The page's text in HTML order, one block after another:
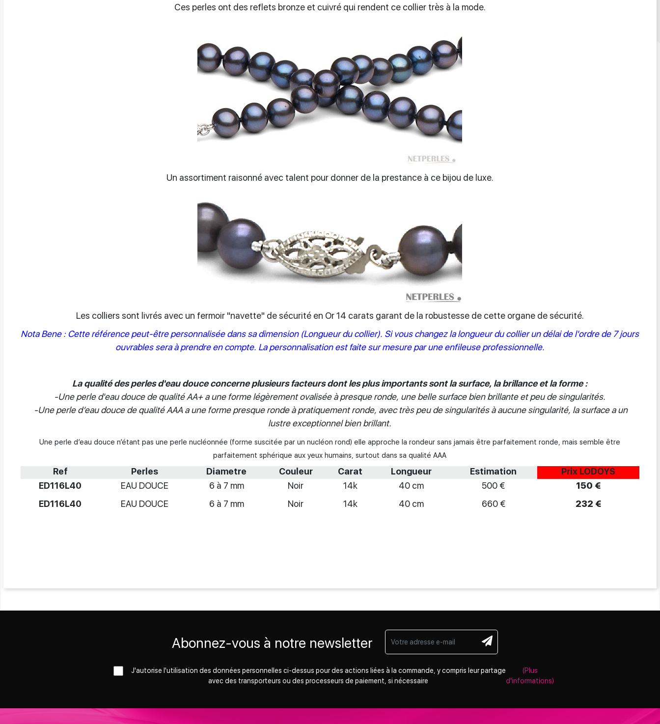
Ces perles ont des reflets bronze et cuivré qui rendent ce collier très à la mode.
Un assortiment raisonné avec talent pour donner de la prestance à ce bijou de luxe.
Les colliers sont livrés avec un fermoir "navette" de sécurité en Or 14 carats garant de la robustesse de cette organe de sécurité.
Nota Bene : Cette référence peut-être personnalisée dans sa dimension (Longueur du collier). Si vous changez la longueur du collier un délai de l'ordre de 7 jours
ouvrables sera à prendre en compte. La personnalisation est faite sur mesure par une enfileuse professionnelle.
La qualité des perles d'eau douce concerne plusieurs facteurs dont les plus importants sont la surface, la brillance et la forme :
-Une perle d'eau douce de qualité AA+ a une forme légèrement ovalisée à presque ronde, une belle surface bien brillante et peu de singularités.
-Une perle d’eau douce de qualité AAA a une forme presque ronde à pratiquement ronde, avec très peu de singularités à aucune singularité, la surface a un
lustre exceptionnel bien brillant.
Une perle d’eau douce n’étant pas une perle nucléonnée (forme suscitée par un nucléon rond) elle approche la rondeur sans jamais être parfaitement ronde, mais semble être
parfaitement sphérique aux yeux humains, surtout dans sa qualité AAA
Ref Perles Diametre Couleur Carat Longueur Estimation
Prix LODOYS
ED116L40
EAU DOUCE 6 à 7 mm Noir 14k 40 cm 500 €
150 €
ED116L40
EAU DOUCE 6 à 7 mm Noir 14k 40 cm 660 € 232 €
Abonnez-vous à notre newsletter
J'autorise l'utilisation des données personnelles ci-dessus pour des actions liées à la commande, y compris leur partage
avec des transporteurs ou des processeurs de paiement, si nécessaire
(Plus
d'informations)